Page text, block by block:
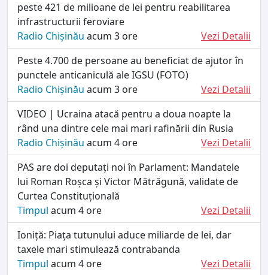
peste 421 de milioane de lei pentru reabilitarea
infrastructurii feroviare
Radio Chișinău acum 3 ore
Vezi Detalii
Peste 4.700 de persoane au beneficiat de ajutor în
punctele anticaniculă ale IGSU (FOTO)
Radio Chișinău acum 3 ore
Vezi Detalii
VIDEO | Ucraina atacă pentru a doua noapte la
rând una dintre cele mai mari rafinării din Rusia
Radio Chișinău acum 4 ore
Vezi Detalii
PAS are doi deputați noi în Parlament: Mandatele
lui Roman Roșca și Victor Mătrăgună, validate de
Curtea Constituțională
Timpul acum 4 ore
Vezi Detalii
Ioniță: Piața tutunului aduce miliarde de lei, dar
taxele mari stimulează contrabanda
Timpul acum 4 ore Vezi Detalii